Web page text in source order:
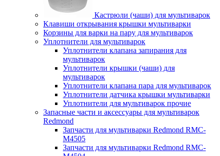
Кастрюли (чаши) для мультиварок
Клавиши открывания крышки мультиварки
Корзины для варки на пару для мультиварок
Уплотнители для мультиварок
Уплотнители клапана запирания для
мультиварок
Уплотнители крышки (чаши) для
мультиварок
Уплотнители клапана пара для мультиварок
Уплотнители датчика крышки мультиварки
Уплотнители для мультиварок прочие
Запасные части и аксессуары для мультиварок
Redmond
Запчасти для мультиварки Redmond RMC-
M4505
Запчасти для мультиварки Redmond RMC-